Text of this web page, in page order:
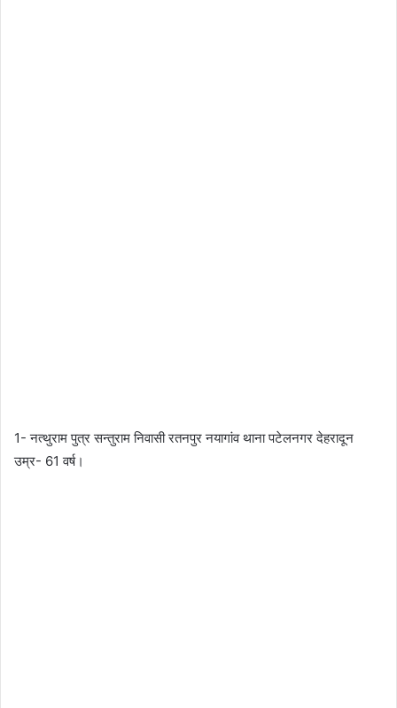
1- नत्थुराम पुत्र सन्तुराम निवासी रतनपुर नयागांव थाना पटेलनगर देहरादून
उम्र- 61 वर्ष।